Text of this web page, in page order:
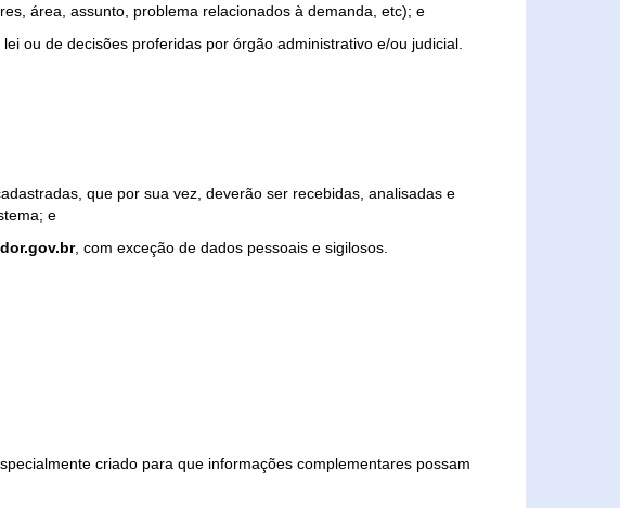
área, assunto, problema relacionados à demanda, etc); e
ou de decisões proferidas por órgão administrativo e/ou judicial.
que por sua vez, deverão ser recebidas, analisadas e
e
, com exceção de dados pessoais e sigilosos.
criado para que informações complementares possam